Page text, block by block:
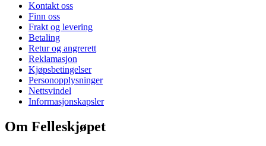
Kontakt oss
Finn oss
Frakt og levering
Betaling
Retur og angrerett
Reklamasjon
Kjøpsbetingelser
Personopplysninger
Nettsvindel
Informasjonskapsler
Om Felleskjøpet